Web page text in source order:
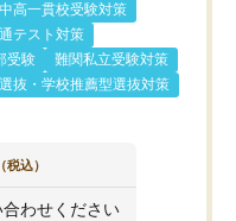
高一貫校受験対策
テスト対策
受験
難関私立受験対策
抜・学校推薦型選抜対策
（税込）
わせください